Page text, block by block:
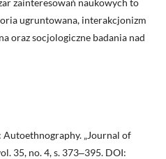
zainteresowań naukowych to
ugruntowana, interakcjonizm
oraz socjologiczne badania nad
„Journal of
35, no. 4, s. 373‒395. DOI: